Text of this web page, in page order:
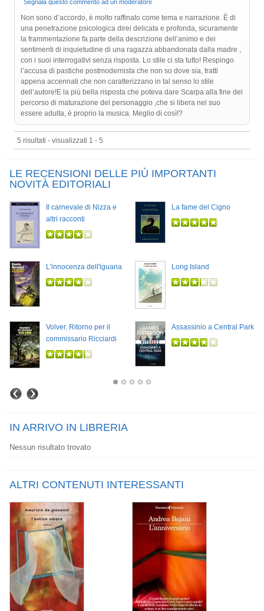
Segnala questo commento ad un moderatore
Non sono d’accordo, è molto raffinato come tema e narrazione. È di
una penetrazione psicologica direi delicata e profonda, sicuramente
la frammentazione fa parte della descrizione dell’animo e dei
sentimenti di inquietudine di una ragazza abbandonata dalla madre ,
con i suoi interrogativi senza risposta. Lo stile ci sta tutto! Respingo
l’accusa di pastiche postmodernista che non so dove sia, tratti
appena accennati che non caratterizzano in tal senso lo stile
dell’autore!E la più bella risposta che poteva dare Scarpa alla fine del
percorso di maturazione del personaggio ,che si libera nel suo
essere adulta, è proprio la musica. Meglio di così!?
5 risultati - visualizzati 1 - 5
LE RECENSIONI DELLE PIÙ IMPORTANTI
NOVITÀ EDITORIALI
Il carnevale di Nizza e
altri racconti
La fame del Cigno
L'innocenza dell'iguana Long Island
Volver. Ritorno per il
commissario Ricciardi
Assassinio a Central Park
IN ARRIVO IN LIBRERIA
Nessun risultato trovato
ALTRI CONTENUTI INTERESSANTI